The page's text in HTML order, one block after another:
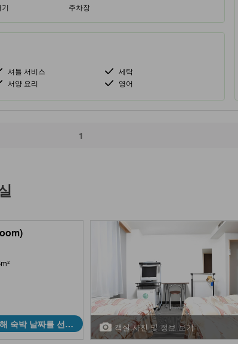
주차장
셔틀 서비스
세탁
서양 요리 영어
1
숙박 날짜를 선택
세요
객실 사진 및 정보 보기